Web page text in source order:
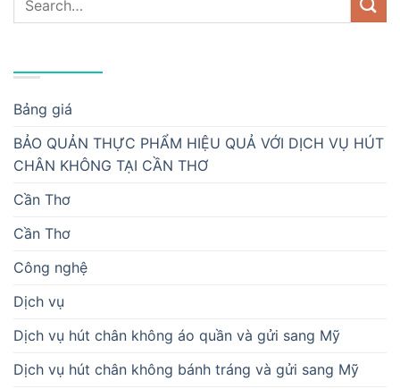
Bảng giá
BẢO QUẢN THỰC PHẨM HIỆU QUẢ VỚI DỊCH VỤ HÚT
CHÂN KHÔNG TẠI CẦN THƠ
Cần Thơ
Cần Thơ
Công nghệ
Dịch vụ
Dịch vụ hút chân không áo quần và gửi sang Mỹ
Dịch vụ hút chân không bánh tráng và gửi sang Mỹ